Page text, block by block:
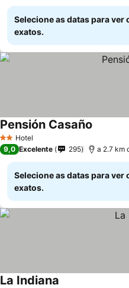
Selecione as datas para ver
exatos.
2 Estrelas
Hotel
Pensión Casaño
9,0 Excelente 295 a 2.7 km
Selecione as datas para ver
exatos.
La Indiana